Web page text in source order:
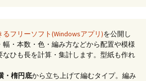
フリーソフト(Windowsアプリ)を公開し
幅・本数・色・編み方などから配置や模様
なひも長を計算・集計します。型紙も作れ
・楕円底から立ち上げて編むタイプ。編み